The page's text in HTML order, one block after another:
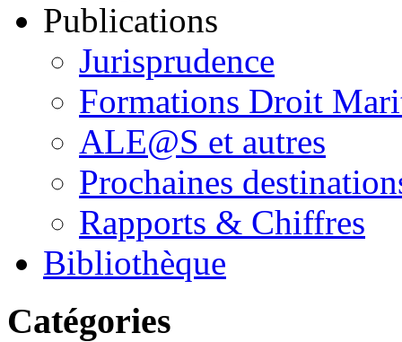
Publications
Jurisprudence
Formations Droit
ALE@S et autres
Prochaines
Rapports & Chiffres
Bibliothèque
Catégories